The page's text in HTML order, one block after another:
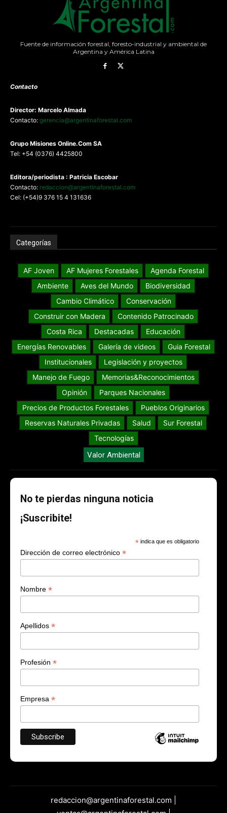
Fuente de información forestal, foresto-industrial y ambiental de
Argentina y América Latina
Contacto
Director: Marcelo Almada
Contacto: gerencia@argentinaforestal.com
Grupo Misiones Online.Com SA
Tel: +54 (0376) 4425800
Editora/periodista : Patricia Escobar
Contacto: redaccion@argentinaforestal.com
Cel: (+54)9 376 15 4 131636
Categorías
AF Joven AF Mujeres Forestales
Agenda Forestal
Ambiente
Aves del Mundo
Biodiversidad
Cambio Climático
Conservación
Construir con Madera
Contenido Patrocinado
Costa Rica
Destacadas
Educación
Energías Renovables
Galería de videos
Guia Forestal
Institucionales
Legislación y proyectos
Manejo de Fuego
Memorias&Reconocimientos
Opinión
Parques Nacionales
Precios de Productos Forestales
Pueblos Originarios
Reservas Naturales Privadas
Salud
Sur Forestal
Tecnologías
Valor Ambiental
No te pierdas ninguna noticia
¡Suscribite!
* indica que es obligatorio
Dirección de correo electrónico *
Nombre *
Apellidos *
Profesión *
Empresa *
redaccion@argentinaforestal.com |